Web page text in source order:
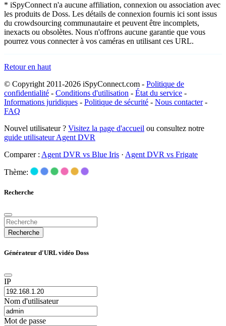
* iSpyConnect n'a aucune affiliation, connexion ou association avec
les produits de Doss. Les détails de connexion fournis ici sont issus
du crowdsourcing communautaire et peuvent être incomplets,
inexacts ou obsolètes. Nous n'offrons aucune garantie que vous
pourrez vous connecter à vos caméras en utilisant ces URL.
Retour en haut
© Copyright 2011-2026 iSpyConnect.com - Politique de
confidentialité - Conditions d'utilisation - État du service -
Informations juridiques - Politique de sécurité - Nous contacter-
FAQ
Nouvel utilisateur ? Visitez la page d'accueil ou consultez notre
guide utilisateur Agent DVR
Comparer : Agent DVR vs Blue Iris · Agent DVR vs Frigate
Thème:
Recherche
Recherche
Générateur d'URL vidéo Doss
IP
Nom d'utilisateur
Mot de passe